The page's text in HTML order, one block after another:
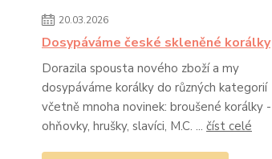
20.03.2026
Dosypáváme české skleněné korálky
Dorazila spousta nového zboží a my
dosypáváme korálky do různých kategorií
včetně mnoha novinek: broušené korálky -
ohňovky, hrušky, slavíci, M.C. ... číst celé